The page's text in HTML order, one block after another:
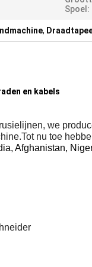
Spoel:
,
en kabels
we
nu toe
Afghanistan,